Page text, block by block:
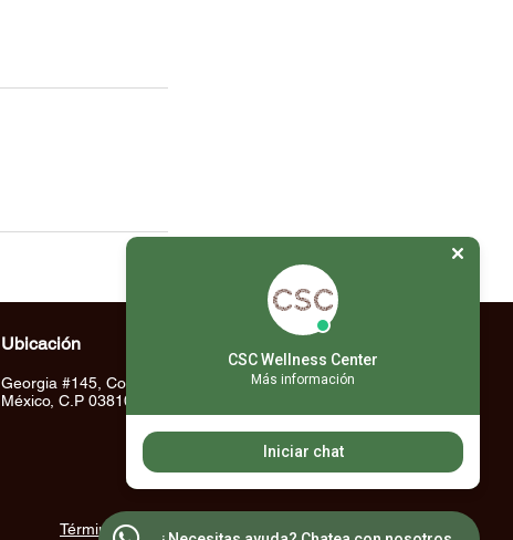
Ubicación
Georgia #145, Col. Nápoles, Ciudad de
México, C.P 03810
Términos y Condiciones
CSC Wellness Center
Más información
Iniciar chat